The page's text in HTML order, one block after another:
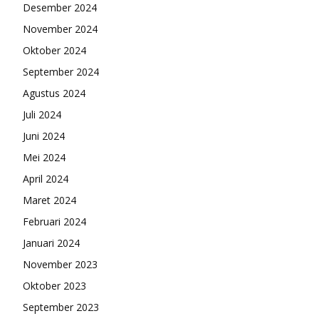
Desember 2024
November 2024
Oktober 2024
September 2024
Agustus 2024
Juli 2024
Juni 2024
Mei 2024
April 2024
Maret 2024
Februari 2024
Januari 2024
November 2023
Oktober 2023
September 2023